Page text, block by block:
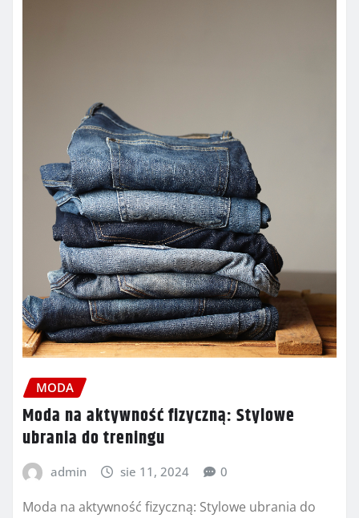
MODA
Moda na aktywność fizyczną: Stylowe
ubrania do treningu
admin sie 11, 2024 0
Moda na aktywność fizyczną: Stylowe ubrania do